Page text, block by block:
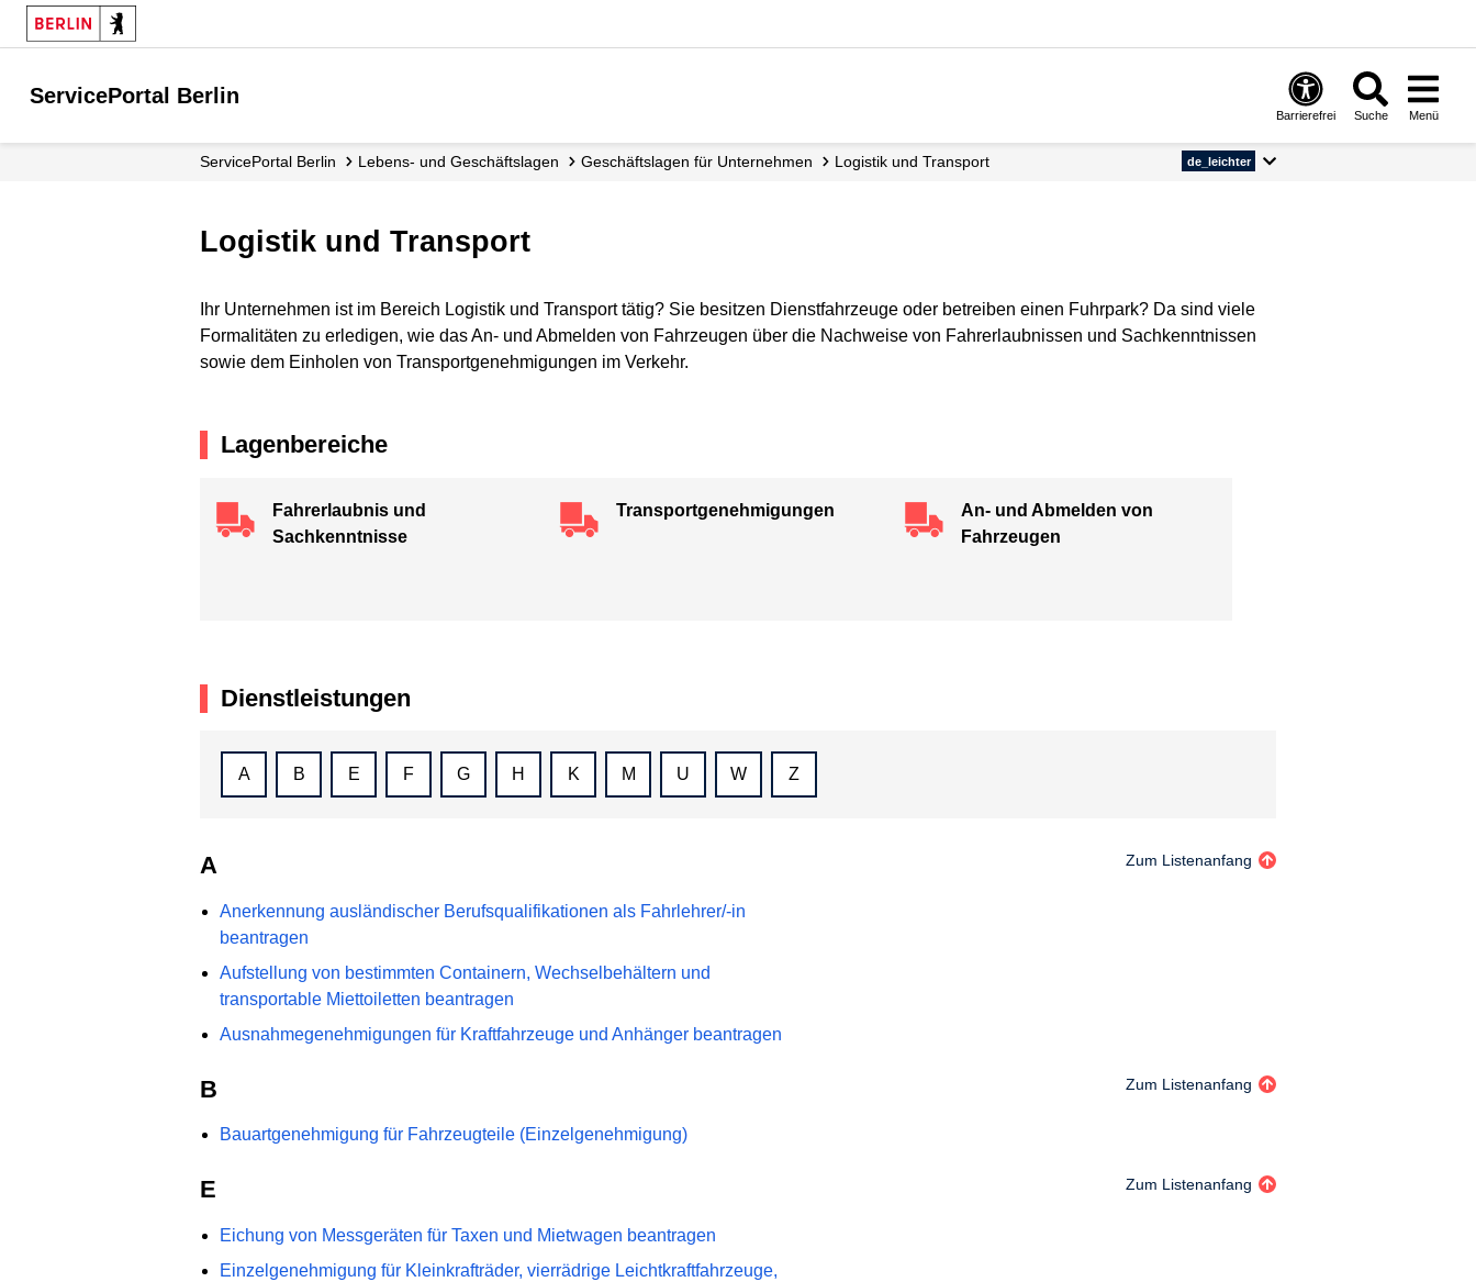
ServicePortal Berlin
Barrierefrei Suche Menü
ServicePortal Berlin Lebens- und Geschäftslagen Geschäftslagen für Unternehmen Logistik und Transport de_leichter
Logistik und Transport
Ihr Unternehmen ist im Bereich Logistik und Transport tätig? Sie besitzen Dienstfahrzeuge oder betreiben einen Fuhrpark? Da sind viele
Formalitäten zu erledigen, wie das An- und Abmelden von Fahrzeugen über die Nachweise von Fahrerlaubnissen und Sachkenntnissen
sowie dem Einholen von Transportgenehmigungen im Verkehr.
Lagenbereiche
Fahrerlaubnis und
Sachkenntnisse
Transportgenehmi­gungen
An- und Abmelden von
Fahrzeugen
Dienstleistungen
A B E F G H K M U W Z
A Zum Listenanfang
Anerkennung ausländischer Berufsqualifikationen als Fahrlehrer/-in
beantragen
Aufstellung von bestimmten Containern, Wechselbehältern und
transportable Miettoiletten beantragen
Ausnahmegenehmigungen für Kraftfahrzeuge und Anhänger beantragen
B Zum Listenanfang
Bauartgenehmigung für Fahrzeugteile (Einzelgenehmigung)
E Zum Listenanfang
Eichung von Messgeräten für Taxen und Mietwagen beantragen
Einzelgenehmigung für Kleinkrafträder, vierrädrige Leichtkraftfahrzeuge,